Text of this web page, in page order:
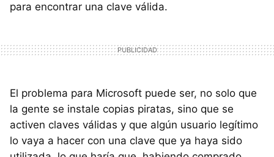
para encontrar una clave válida.
El problema para Microsoft puede ser, no solo que
la gente se instale copias piratas, sino que se
activen claves válidas y que algún usuario legítimo
lo vaya a hacer con una clave que ya haya sido